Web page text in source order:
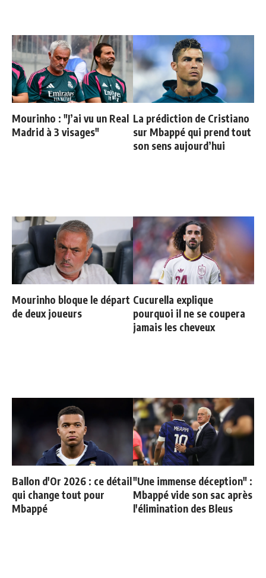
Mourinho : "J’ai vu un Real
Madrid à 3 visages"
La prédiction de Cristiano
sur Mbappé qui prend tout
son sens aujourd’hui
Mourinho bloque le départ
de deux joueurs
Cucurella explique
pourquoi il ne se coupera
jamais les cheveux
Ballon d'Or 2026 : ce détail
qui change tout pour
Mbappé
"Une immense déception" :
Mbappé vide son sac après
l'élimination des Bleus